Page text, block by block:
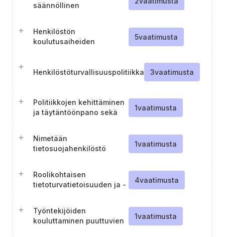
säännöllinen
Henkilöstön
koulutusaiheiden
5vaatimusta
Henkilöstöturvallisuuspolitiikka 3vaatimusta
Politiikkojen kehittäminen
ja täytäntöönpano sekä
1vaatimusta
Nimetään
tietosuojahenkilöstö
1vaatimusta
Roolikohtaisen
tietoturvatietoisuuden ja -
4vaatimusta
Työntekijöiden
kouluttaminen puuttuvien
1vaatimusta